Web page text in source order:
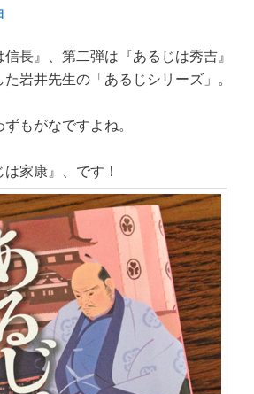
長』、第二弾は『あるじは秀吉』
岩井先生の「あるじシリーズ」。
もがなですよね。
家康』、です！